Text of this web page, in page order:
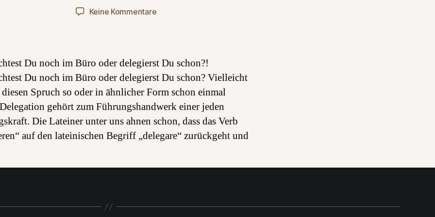
Keine Kommentarezu
im
Büro
oder
delegierst
Du
schon?!
Du noch im Büro oder delegierst Du schon?!
Du noch im Büro oder delegierst Du schon? Vielleicht
Spruch so oder in ähnlicher Form schon einmal
gehört zum Führungshandwerk einer jeden
Die Lateiner unter uns ahnen schon, dass das Verb
auf den lateinischen Begriff „delegare“ zurückgeht und